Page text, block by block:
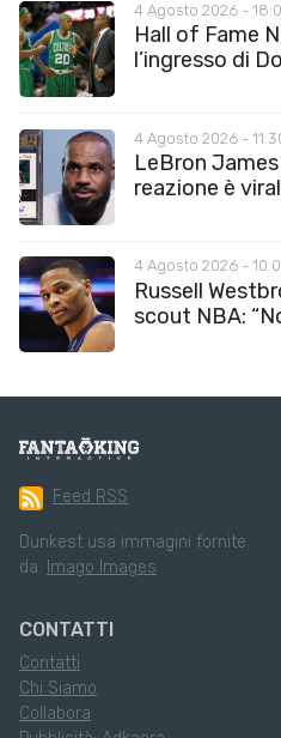
4 Agosto 2026 -
Hall of Fame
l’ingresso di
4 Agosto 2026 -
LeBron
reazione è
4 Agosto 2026 -
Russell
scout NBA:
Feed RSS
Dunkest usa immagini fornite
da: Imago Images
CONTATTI
Contatti
Chi Siamo
Collabora